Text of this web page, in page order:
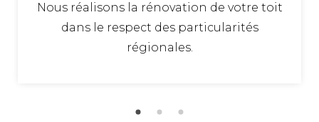
Nous réalisons la rénovation de votre toit
dans le respect des particularités
régionales.